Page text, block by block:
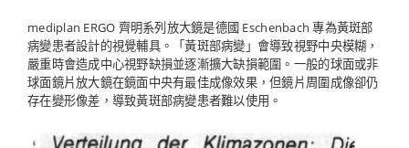
mediplan ERGO 齊明系列放大鏡是德國 Eschenbach 專為黃斑部
病變患者設計的視覺輔具。「黃斑部病變」會導致視野中央模糊，
嚴重時會造成中心視野缺損並逐漸擴大缺損範圍。一般的球面或非
球面鏡片放大鏡在鏡面中央有最佳成像效果，但鏡片周圍成像卻仍
存在變形像差，導致黃斑部病變患者難以使用。